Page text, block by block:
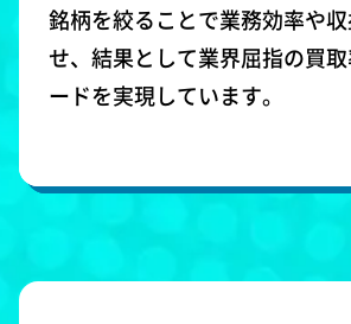
銘柄を絞ることで業務効率や
せ、結果として業界屈指の買
ードを実現しています。